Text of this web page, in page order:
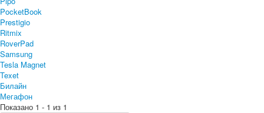
PocketBook
Prestigio
Ritmix
RoverPad
Samsung
Tesla Magnet
Texet
Билайн
Мегафон
Показано 1 - 1 из 1